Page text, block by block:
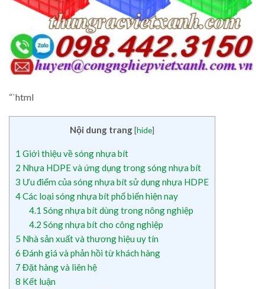
“`html
Nội dung trang[hide]
1 Giới thiệu về sóng nhựa bít
2 Nhựa HDPE và ứng dụng trong sóng nhựa bít
3 Ưu điểm của sóng nhựa bít sử dụng nhựa HDPE
4Các loại sóng nhựa bít phổ biến hiện nay
4.1 Sóng nhựa bít dùng trong nông nghiệp
4.2 Sóng nhựa bít cho công nghiệp
5 Nhà sản xuất và thương hiệu uy tín
6 Đánh giá và phản hồi từ khách hàng
7 Đặt hàng và liên hệ
8 Kết luận